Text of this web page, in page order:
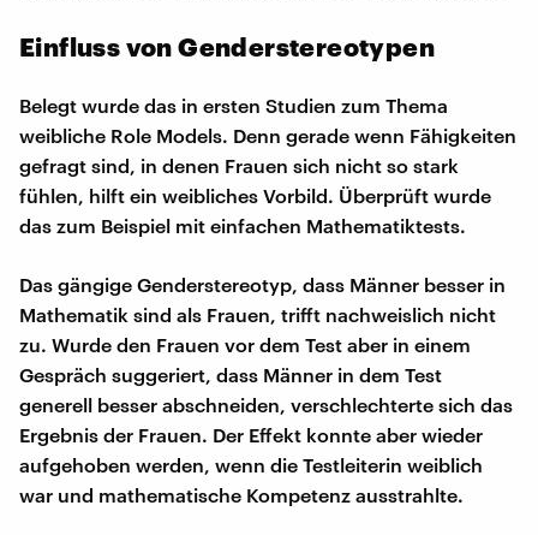
Einfluss von Genderstereotypen
Belegt wurde das in ersten Studien zum Thema
weibliche Role Models. Denn gerade wenn Fähigkeiten
gefragt sind, in denen Frauen sich nicht so stark
fühlen, hilft ein weibliches Vorbild. Überprüft wurde
das zum Beispiel mit einfachen Mathematiktests.
Das gängige Genderstereotyp, dass Männer besser in
Mathematik sind als Frauen, trifft nachweislich nicht
zu. Wurde den Frauen vor dem Test aber in einem
Gespräch suggeriert, dass Männer in dem Test
generell besser abschneiden, verschlechterte sich das
Ergebnis der Frauen. Der Effekt konnte aber wieder
aufgehoben werden, wenn die Testleiterin weiblich
war und mathematische Kompetenz ausstrahlte.